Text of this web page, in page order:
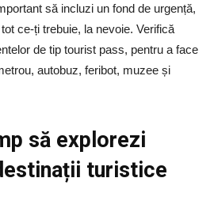
să incluzi un fond de urgență,
ce-ți trebuie, la nevoie. Verifică
de tip tourist pass, pentru a face
autobuz, feribot, muzee și
să explorezi
turistice